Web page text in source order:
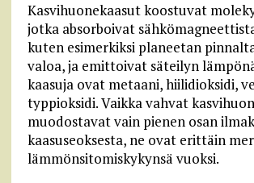
Kasvihuonekaasut koostuvat
jotka absorboivat
kuten esimerkiksi planeetan
valoa, ja emittoivat säteilyn
kaasuja ovat metaani, hiilidioksidi,
typpioksidi. Vaikka vahvat
muodostavat vain pienen osan
kaasuseoksesta, ne ovat erittäin
lämmönsitomiskykynsä vuoksi.